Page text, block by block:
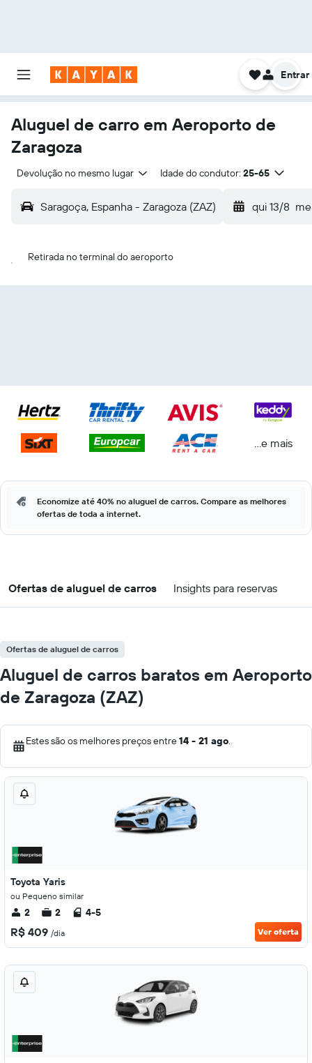
Entrar
Aluguel de carro em Aeroporto de
Zaragoza
Devolução no mesmo lugar Idade do condutor: 25-65
Saragoça, Espanha - Zaragoza (ZAZ) qui 13/8
Retirada no terminal do aeroporto
...e mais
Economize até 40% no aluguel de carros. Compare as melhores
ofertas de toda a internet.
Ofertas de aluguel de carros Insights para reservas
Ofertas de aluguel de carros
Aluguel de carros baratos em Aeroporto
de Zaragoza (ZAZ)
Estes são os melhores preços entre14 - 21 ago.
Toyota Yaris
ou Pequeno similar
2 2 4-5
R$ 409 /dia Ver oferta